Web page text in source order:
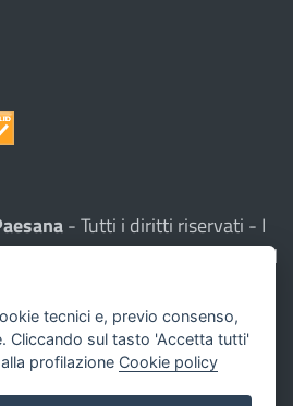
- Tutti i diritti riservati - I
e immagini sono di proprietà del
versione per UTENTI CON
®, una font italiana ad Alta
Leggibilità.
tecnici e, previo consenso,
Cliccando sul tasto 'Accetta tutti'
profilazione Cookie policy